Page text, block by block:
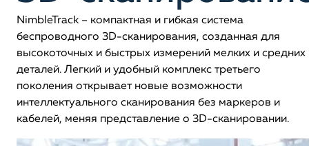
NimbleTrack – компактная и гибкая система
беспроводного 3D-сканирования, созданная для
высокоточных и быстрых измерений мелких и средних
деталей. Легкий и удобный комплекс третьего
поколения открывает новые возможности
интеллектуального сканирования без маркеров и
кабелей, меняя представление о 3D-сканировании.